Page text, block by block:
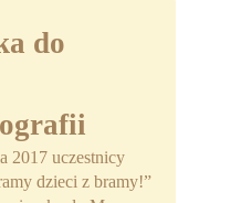
do
2017 uczestnicy
dzieci z bramy!”